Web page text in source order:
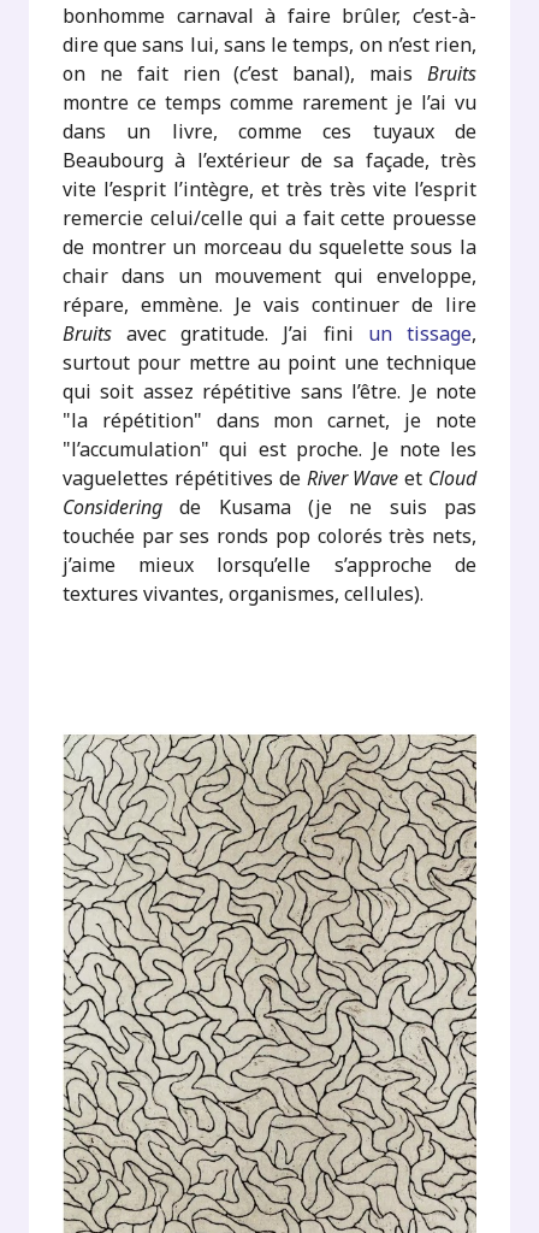
bonhomme carnaval à faire brûler, c’est-à-
dire que sans lui, sans le temps, on n’est rien,
on ne fait rien (c’est banal), mais Bruits
montre ce temps comme rarement je l’ai vu
dans un livre, comme ces tuyaux de
Beaubourg à l’extérieur de sa façade, très
vite l’esprit l’intègre, et très très vite l’esprit
remercie celui/celle qui a fait cette prouesse
de montrer un morceau du squelette sous la
chair dans un mouvement qui enveloppe,
répare, emmène. Je vais continuer de lire
Bruits avec gratitude. J’ai fini un tissage,
surtout pour mettre au point une technique
qui soit assez répétitive sans l’être. Je note
"la répétition" dans mon carnet, je note
"l’accumulation" qui est proche. Je note les
vaguelettes répétitives de River Wave et Cloud
Considering de Kusama (je ne suis pas
touchée par ses ronds pop colorés très nets,
j’aime mieux lorsqu’elle s’approche de
textures vivantes, organismes, cellules).